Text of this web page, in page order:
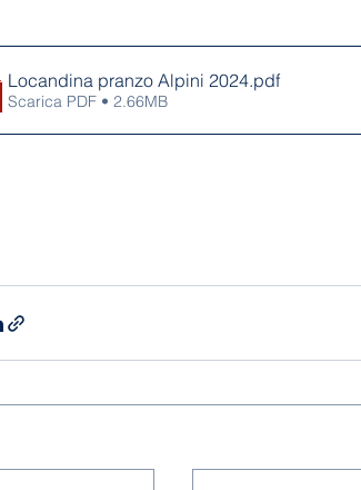
Locandina pranzo Alpini 2024.pdf
Scarica PDF • 2.66MB